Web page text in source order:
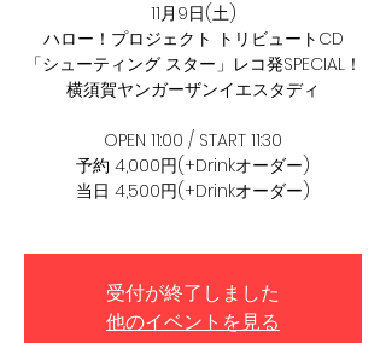
11月9日(土)
ハロー！プロジェクト トリビュートCD
「シューティング スター」レコ発SPECIAL！
横須賀ヤンガーザンイエスタディ
OPEN 11:00 / START 11:30
予約 4,000円(+Drinkオーダー)
当日 4,500円(+Drinkオーダー)
受付が終了しました
他のイベントを見る